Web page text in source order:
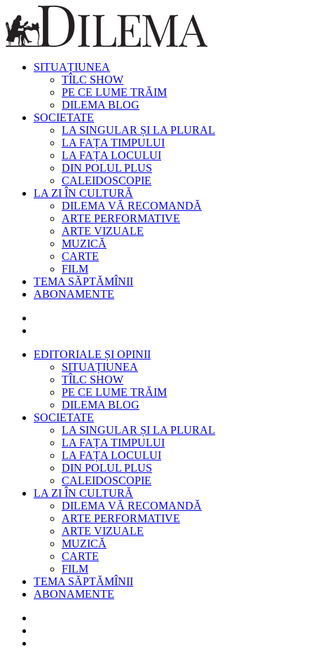
SITUAȚIUNEA
TÎLC SHOW
PE CE LUME TRĂIM
DILEMA BLOG
SOCIETATE
LA SINGULAR ȘI LA PLURAL
LA FAȚA TIMPULUI
LA FAȚA LOCULUI
DIN POLUL PLUS
CALEIDOSCOPIE
LA ZI ÎN CULTURĂ
DILEMA VĂ RECOMANDĂ
ARTE PERFORMATIVE
ARTE VIZUALE
MUZICĂ
CARTE
FILM
TEMA SĂPTĂMÎNII
ABONAMENTE
EDITORIALE ȘI OPINII
SITUAȚIUNEA
TÎLC SHOW
PE CE LUME TRĂIM
DILEMA BLOG
SOCIETATE
LA SINGULAR ȘI LA PLURAL
LA FAȚA TIMPULUI
LA FAȚA LOCULUI
DIN POLUL PLUS
CALEIDOSCOPIE
LA ZI ÎN CULTURĂ
DILEMA VĂ RECOMANDĂ
ARTE PERFORMATIVE
ARTE VIZUALE
MUZICĂ
CARTE
FILM
TEMA SĂPTĂMÎNII
ABONAMENTE